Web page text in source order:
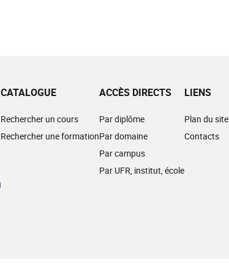
CATALOGUE
Rechercher un cours
Rechercher une formation
ACCÈS DIRECTS
Par diplôme
Par domaine
Par campus
Par UFR, institut, école
LIENS
Plan du site
Contacts